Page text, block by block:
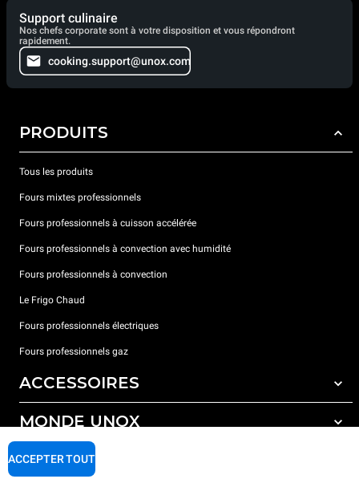
Support culinaire
Nos chefs corporate sont à votre disposition et vous répondront
rapidement.
cooking.support@unox.com
PRODUITS
Tous les produits
Fours mixtes professionnels
Fours professionnels à cuisson accélérée
Fours professionnels à convection avec humidité
Fours professionnels à convection
Le Frigo Chaud
Fours professionnels électriques
Fours professionnels gaz
ACCESSOIRES
Tous les accessoires
Détergents pour lavage automatique
Détergents pour lavage manuel
MONDE UNOX
Nos bureaux dans le monde
SUPPORT
ACCEPTER TOUT